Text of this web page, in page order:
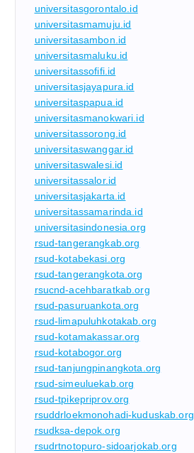
universitasgorontalo.id
universitasmamuju.id
universitasambon.id
universitasmaluku.id
universitassofifi.id
universitasjayapura.id
universitaspapua.id
universitasmanokwari.id
universitassorong.id
universitaswanggar.id
universitaswalesi.id
universitassalor.id
universitasjakarta.id
universitassamarinda.id
universitasindonesia.org
rsud-tangerangkab.org
rsud-kotabekasi.org
rsud-tangerangkota.org
rsucnd-acehbaratkab.org
rsud-pasuruankota.org
rsud-limapuluhkotakab.org
rsud-kotamakassar.org
rsud-kotabogor.org
rsud-tanjungpinangkota.org
rsud-simeuluekab.org
rsud-tpikepriprov.org
rsuddrloekmonohadi-kuduskab.org
rsudksa-depok.org
rsudrtnotopuro-sidoarjokab.org